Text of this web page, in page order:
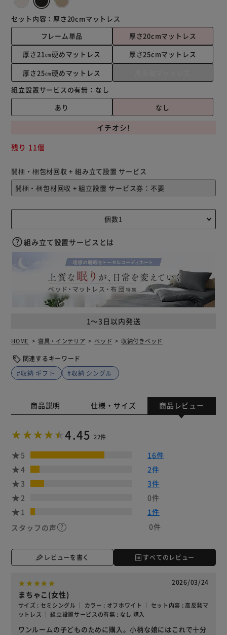
セット内容： 厚さ20cmマットレス
フレーム単品
厚さ20cmマットレス
厚さ21㎝硬めマットレス
厚さ25cmマットレス
厚さ25㎝硬めマットレス
組立設置サービスの有無： なし
あり
なし
1～3日以内発送
イチオシ!
開梱・梱包材回収 + 組み立て設置 サービス
残り 11個
組み立て設置サービスとは
HOME 寝具・インテリア ベッド 収納付きベッド
関連するキーワード
#収納 ギフト
#収納 シングル
商品説明 仕様・サイズ 商品レビュー
4.45 22件
5
16件
4
2件
3
3件
2
0件
1
1件
スタッフの声
0件
レビューを書く すべてのレビュー
2026/03/24
まちゃこ(女性)
サイズ : セミシングル ｜ カラー : オフホワイト ｜ セット内容 : 高反発マ
ットレス ｜ 組立設置サービスの有無 : なし 購入
ワンルームの子どものために購入。小柄な娘にはこれで十分